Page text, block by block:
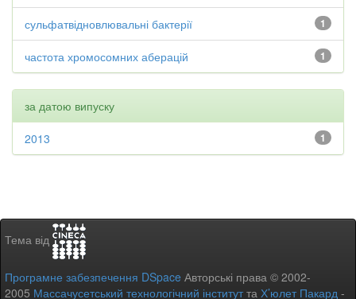
1
сульфатвідновлювальні бактерії
1
частота хромосомних аберацій
за датою випуску
1
2013
Тема від
Програмне забезпечення DSpace Авторські права © 2002-
2005 Массачусетський технологічний інститутта Х’юлет Пакард -